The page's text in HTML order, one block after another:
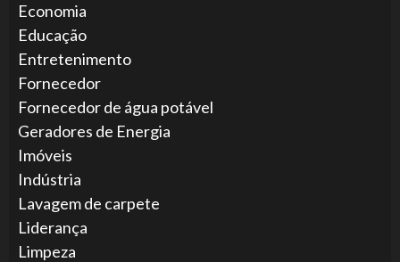
Economia
Educação
Entretenimento
Fornecedor
Fornecedor de água potável
Geradores de Energia
Imóveis
Indústria
Lavagem de carpete
Liderança
Limpeza